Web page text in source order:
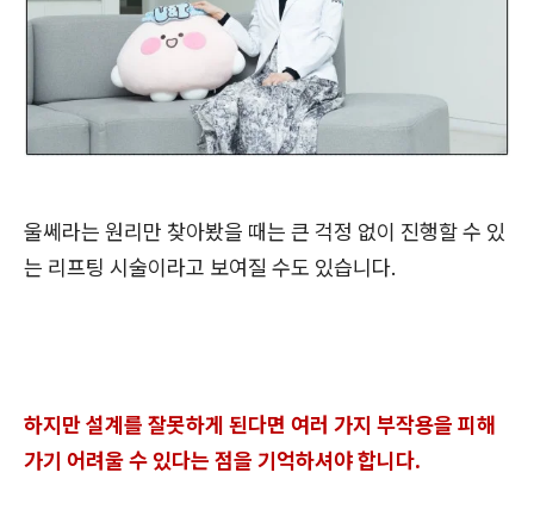
울쎄라는 원리만 찾아봤을 때는 큰 걱정 없이 진행할 수 있
는 리프팅 시술이라고 보여질 수도 있습니다.
하지만 설계를 잘못하게 된다면 여러 가지 부작용을 피해
가기 어려울 수 있다는 점을 기억하셔야 합니다.